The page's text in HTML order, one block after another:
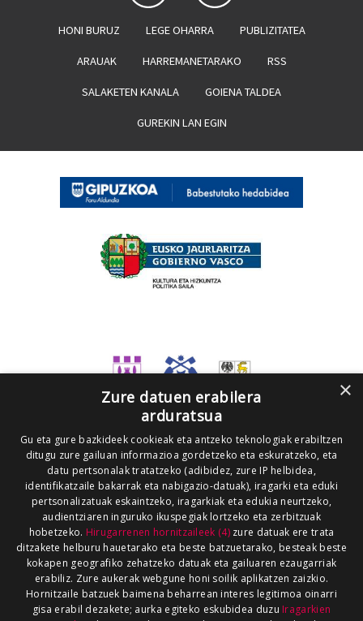
HONI BURUZ LEGE OHARRA PUBLIZITATEA
ARAUAK HARREMANETARAKO RSS
SALAKETEN KANALA GOIENA TALDEA
GUREKIN LAN EGIN
×
Zure datuen erabilera
arduratsua
Gu eta gure bazkideek cookieak eta antzeko teknologiak erabiltzen
ditugu zure gailuan informazioa gordetzeko eta eskuratzeko, eta
datu pertsonalak tratatzeko (adibidez, zure IP helbidea,
identifikatzaile bakarrak eta nabigazio-datuak), iragarki eta eduki
pertsonalizatuak eskaintzeko, iragarkiak eta edukia neurtzeko,
audientziaren inguruko ikuspegiak lortzeko eta zerbitzuak
hobetzeko. Hirugarrenen hornitzaileek (4)zure datuak ere trata
ditzakete helburu hauetarako eta beste batzuetarako, besteak beste
kokapen geografiko zehatzeko datuak eta gailuaren ezaugarriak
erabiliz. Zure aukerak webgune honi soilik aplikatzen zaizkio.
Hornitzaile batzuek baimena beharrean interes legitimoa oinarri
gisa erabil dezakete; aurka egiteko eskubidea duzu Iragarkien